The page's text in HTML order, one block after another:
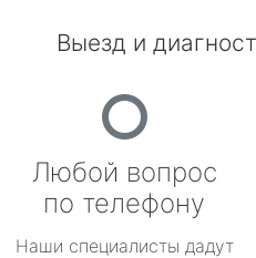
Выезд и
Любой вопрос
по телефону
Наши специалисты дадут